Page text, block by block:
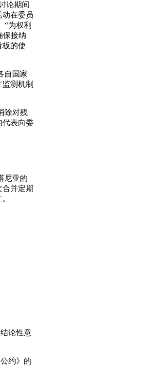
论期间
动在委员
“为权利
保接纳
板的使
自国家
测机制
除对残
代表向委
尼亚的
并定期
论性意
约》的